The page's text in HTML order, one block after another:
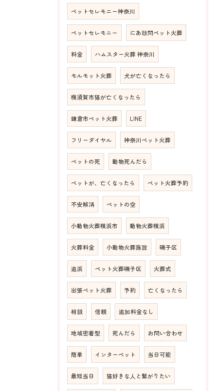
ペットセレモニー神奈川
ペットセレモニー にあ訪問ペット火葬
料金 ハムスター火葬 神奈川
モルモット火葬 犬が亡くなったら
横須賀市猫が亡くなったら
鎌倉市ペット火葬 LINE
フリーダイヤル 神奈川ペット火葬
ペットの死 動物死んだら
ペットが、亡くなったら ペット火葬予約
不安解消 ペットの空
小動物火葬横浜市 動物火葬横浜
火葬料金 小動物火葬施設 磯子区
追浜 ペット火葬磯子区 火葬式
出張ペット火葬 予約 亡くなったら
相談 信頼 追加料金なし
地域密着型 死んだら お問い合わせ
簡単 インターペット 当日可能
最短当日 猫好きな人と繋がりたい